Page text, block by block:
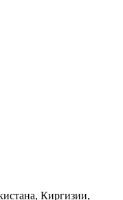
Киргизии,